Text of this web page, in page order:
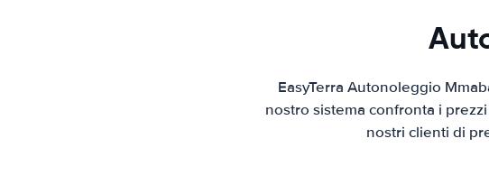
EasyTerra Autonoleggio
nostro sistema confronta i
nostri clienti di